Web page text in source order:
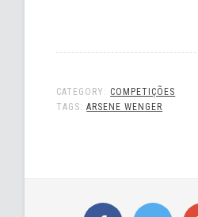
CATEGORY: COMPETIÇÕES
TAGS:ARSENE WENGER